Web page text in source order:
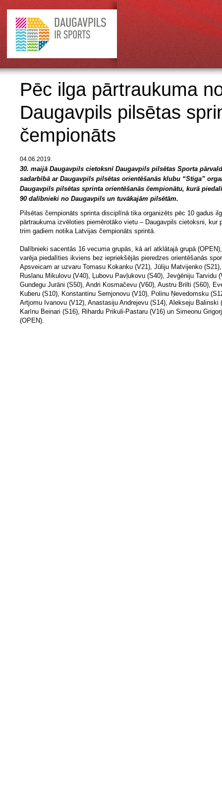
Pēc ilga pārtraukuma
Daugavpils pilsētas
čempionāts
04.06.2019.
30. maijā Daugavpils cietoksnī Daugavpils pilsētas Sporta
sadarbībā ar Daugavpils pilsētas orientēšanās klubu “Stiga”
Daugavpils pilsētas sprinta orientēšanās čempionātu, kurā
90 dalībnieki no Daugavpils un tuvākajām pilsētām.
Pilsētas čempionāts sprinta disciplīnā tika organizēts pēc 10 gadus
pārtraukuma izvēloties piemērotāko vietu – Daugavpils cietoksni, kur
trim gadiem notika Latvijas čempionāts sprintā.
Dalībnieki sacentās 16 vecuma grupās, kā arī atklātajā grupā
varēja piedalīties ikviens bez iepriekšējās pieredzes orientēšanās
Apsveicam ar uzvaru Tomasu Kokanku (V21), Jūliju Matvijenko (S21),
Ruslanu Mikulovu (V40), Ļubovu Pavļukovu (S40), Jevģēniju Tarvidu
Gundegu Jurāni (S50), Andri Kosmačevu (V60), Austru Brilti (S60),
Kuberu (S10), Konstantinu Semjonovu (V10), Polinu Ņevedomsku
Artjomu Ivanovu (V12), Anastasiju Andrejevu (S14), Alekseju Balinski
Karīnu Beinari (S16), Rihardu Prikuli-Pastaru (V16) un Simeonu
(OPEN).